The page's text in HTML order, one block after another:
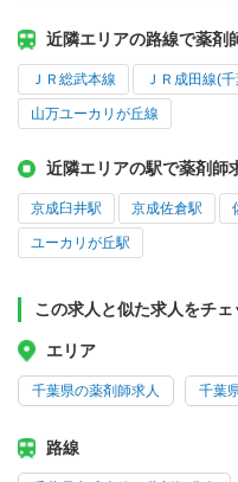
近隣エリアの路線で薬剤
ＪＲ総武本線 ＪＲ成田線(
山万ユーカリが丘線
近隣エリアの駅で薬剤師
京成臼井駅 京成佐倉駅
ユーカリが丘駅
この求人と似た求人をチェ
エリア
千葉県の薬剤師求人 千葉
路線